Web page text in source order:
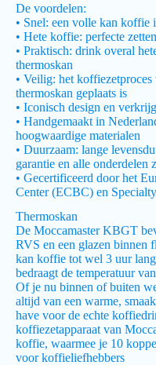
De voordelen:
• Snel: een volle kan koffie
• Hete koffie: perfecte
• Praktisch: drink overal
thermoskan
• Veilig: het
thermoskan geplaats is
• Iconisch design en
• Handgemaakt in
hoogwaardige materialen
• Duurzaam: lange
garantie en alle onderdelen
• Gecertificeerd door het
Center (ECBC) en
Thermoskan
De Moccamaster KBGT
RVS en een glazen binnen
kan koffie tot wel 3 uur
bedraagt de temperatuur
Of je nu binnen of buiten
altijd van een warme,
have voor de echte
koffiezetapparaat van
koffie, waarmee je 10
voor koffieliefhebbers